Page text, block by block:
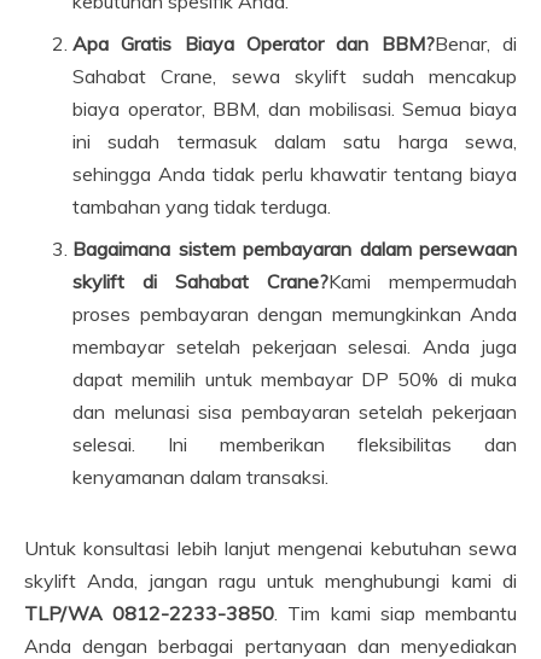
Apa Gratis Biaya Operator dan BBM?Benar, di
Sahabat Crane, sewa skylift sudah mencakup
biaya operator, BBM, dan mobilisasi. Semua biaya
ini sudah termasuk dalam satu harga sewa,
sehingga Anda tidak perlu khawatir tentang biaya
tambahan yang tidak terduga.
Bagaimana sistem pembayaran dalam persewaan
skylift di Sahabat Crane?Kami mempermudah
proses pembayaran dengan memungkinkan Anda
membayar setelah pekerjaan selesai. Anda juga
dapat memilih untuk membayar DP 50% di muka
dan melunasi sisa pembayaran setelah pekerjaan
selesai. Ini memberikan fleksibilitas dan
kenyamanan dalam transaksi.
Untuk konsultasi lebih lanjut mengenai kebutuhan sewa
skylift Anda, jangan ragu untuk menghubungi kami di
TLP/WA 0812-2233-3850 . Tim kami siap membantu
Anda dengan berbagai pertanyaan dan menyediakan